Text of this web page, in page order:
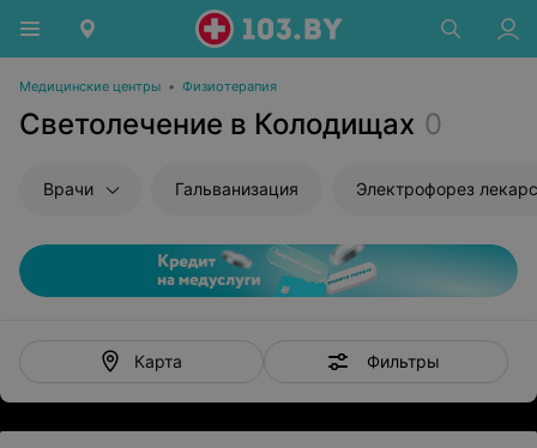
Медицинские центры • Физиотерапия
Светолечение в Колодищах 0
Врачи Гальванизация Электрофорез
Карта Фильтры